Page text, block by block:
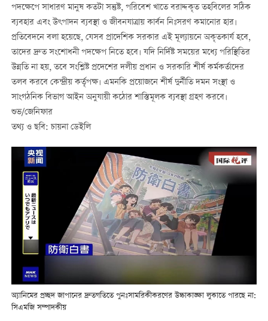
পদক্ষেপে সাধারণ মানুষ কতটা সন্তুষ্ট, পরিবেশ খাতে বরাদ্দকৃত তহবিলের সঠিক
ব্যবহার এবং উৎপাদন ব্যবস্থা ও জীবনযাত্রায় কার্বন নিঃসরণ কমানোর হার।
প্রতিবেদনে বলা হয়েছে, যেসব প্রাদেশিক সরকার এই মূল্যায়নে অকৃতকার্য হবে,
তাদের দ্রুত সংশোধনী পদক্ষেপ নিতে হবে। যদি নির্দিষ্ট সময়ের মধ্যে পরিস্থিতির
উন্নতি না হয়, তবে সংশ্লিষ্ট প্রদেশের দলীয় প্রধান ও সরকারি শীর্ষ কর্মকর্তাদের
তলব করবে কেন্দ্রীয় কর্তৃপক্ষ। এমনকি প্রয়োজনে শীর্ষ দুর্নীতি দমন সংস্থা ও
সাংগঠনিক বিভাগ আইন অনুযায়ী কঠোর শাস্তিমূলক ব্যবস্থা গ্রহণ করবে।
শুভ/জেনিফার
তথ্য ও ছবি: চায়না ডেইলি
অ্যানিমের প্রচ্ছদ জাপানের দ্রুতগতিতে পুনঃসামরিকীকরণের উচ্চাকাঙ্ক্ষা লুকাতে পারছে না:
সিএমজি সম্পাদকীয়